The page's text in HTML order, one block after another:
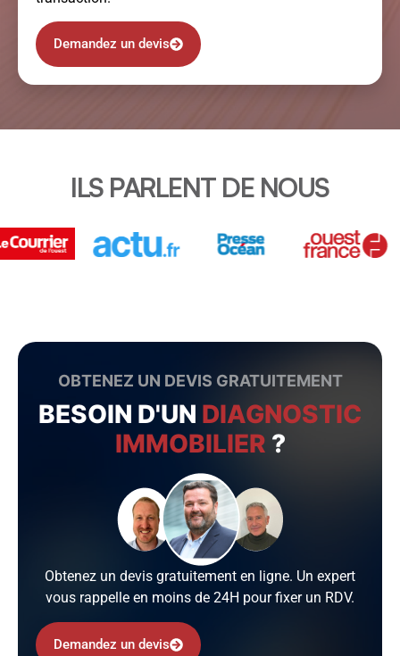
Demandez un devis
ILS PARLENT DE NOUS
OBTENEZ UN DEVIS GRATUITEMENT
BESOIN D'UN DIAGNOSTIC
IMMOBILIER ?
Obtenez un devis gratuitement en ligne. Un expert
vous rappelle en moins de 24H pour fixer un RDV.
Demandez un devis